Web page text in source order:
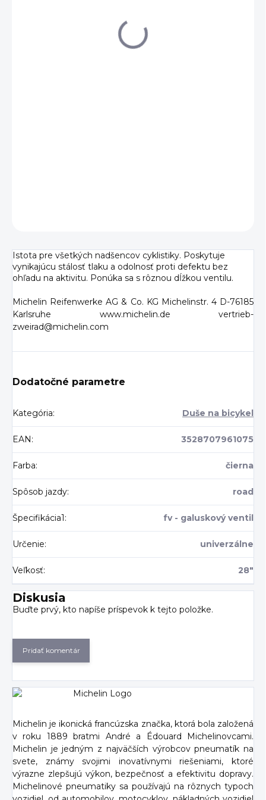
Istota pre všetkých nadšencov cyklistiky. Poskytuje
vynikajúcu stálosť tlaku a odolnosť proti defektu bez
ohľadu na aktivitu. Ponúka sa s rôznou dĺžkou ventilu.
Michelin Reifenwerke AG & Co. KG Michelinstr. 4 D-76185
Karlsruhe www.michelin.de vertrieb-
zweirad@michelin.com
Dodatočné parametre
Kategória: Duše na bicykel
EAN : 3528707961075
Farba: čierna
Spôsob jazdy: road
Špecifikácia1 : fv - galuskový ventil
Určenie: univerzálne
Veľkosť: 28"
Diskusia
Buďte prvý, kto napíše príspevok k tejto položke.
Pridať komentár
Michelin je ikonická francúzska značka, ktorá bola založená
v roku 1889 bratmi André a Édouard Michelinovcami.
Michelin je jedným z najväčších výrobcov pneumatík na
svete, známy svojimi inovatívnymi riešeniami, ktoré
výrazne zlepšujú výkon, bezpečnosť a efektivitu dopravy.
Michelinové pneumatiky sa používajú na rôznych typoch